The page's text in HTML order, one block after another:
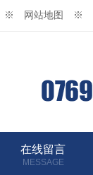
※
※ 网站地图
在线留言
MESSAGE